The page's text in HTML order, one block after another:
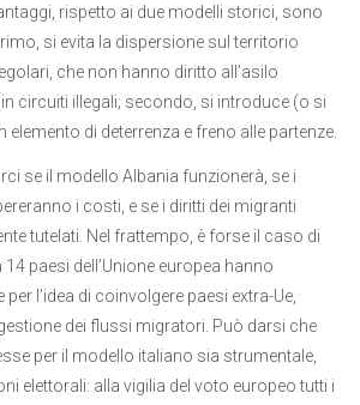
rispetto ai due modelli storici, sono
si evita la dispersione sul territorio
che non hanno diritto all’asilo
circuiti illegali; secondo, si introduce (o si
elemento di deterrenza e freno alle partenze.
se il modello Albania funzionerà, se i
i costi, e se i diritti dei migranti
tutelati. Nel frattempo, è forse il caso di
paesi dell’Unione europea hanno
l’idea di coinvolgere paesi extra-Ue,
dei flussi migratori. Può darsi che
per il modello italiano sia strumentale,
elettorali: alla vigilia del voto europeo tutti i